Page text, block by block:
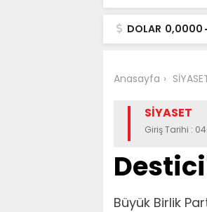
DOLAR 0,0000
Anasayfa
SİYASET
Giriş Tarihi :
Büyük Birlik